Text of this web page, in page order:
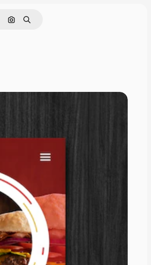
Nach Bild suchen
Suchen